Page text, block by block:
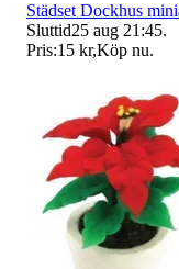
Städset Dockhus
Sluttid25 aug 21:45.
Pris:15 kr,Köp nu.